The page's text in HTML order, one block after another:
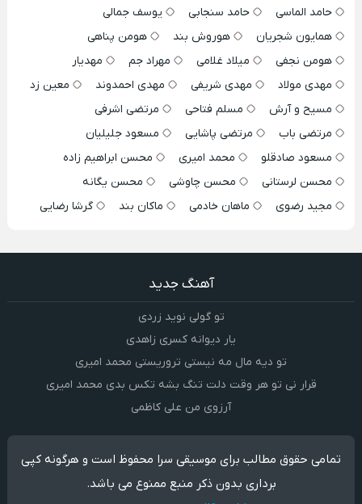
حامد الماسی
حامد سنجابی
یوسف جمالی
همایون شجریان
هوروش بند
هومن پناهی
هومن نجفی
میلاد غلامی مهراد جم
مهدیار
مهدی مولاد
مهدی شریفی مهدی احمدوند
معین زد
مسیح و آرش
مسلم فتاحی
مرتضی اشرفی
مرتضی باب
مرتضی پاشایی
مسعود جلیلیان
مسعود صادقلو
محمد امیری
محسن ابراهیم زاده
محسن لرستانی
محسن چاوشی
محسن یگانه
مجید رضوی
ماهان خادمی ماکان بند گرشا رضایی
آهنگ جدید
تو گولی نوید زردی
یار دیوانه کسری زاهدی
تو دیه مال مه نیستی تروریستی محمد امیری
قرار نی تو هر وقت دلت تنگ بشه تکس بدی محمد امیری
آرزوی من علی کاظمی
تمامی حقوق مطالب برای موسیقی سرا محفوظ است و هرگونه کپی
برداری بدون ذکر منبع ممنوع می باشد.